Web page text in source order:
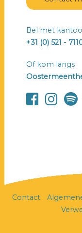
Bel met
+31 (0) 521 -
Of kom langs
Contact